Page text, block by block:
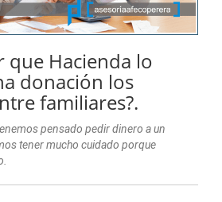
que Hacienda lo
donación los
familiares?.
pensado pedir dinero a un
tener mucho cuidado porque